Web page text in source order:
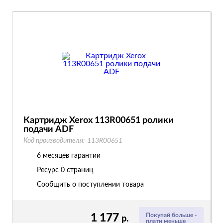
Покупай больше -
плати меньше
1 177 р.
Картридж Xerox 113R00651 ролики
подачи ADF
Код производителя: 113R00651
6 месяцев гарантии
Ресурс 0 страниц
Сообщить о поступлении товара